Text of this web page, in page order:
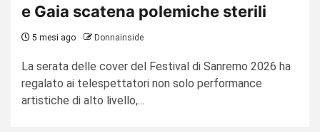
e Gaia scatena polemiche sterili
5 mesi ago Donnainside
La serata delle cover del Festival di Sanremo 2026 ha
regalato ai telespettatori non solo performance
artistiche di alto livello,...